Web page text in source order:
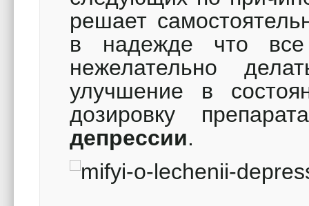
решает
в надежде что все
нежелательно
улучшение в
дозировку
депрессии.